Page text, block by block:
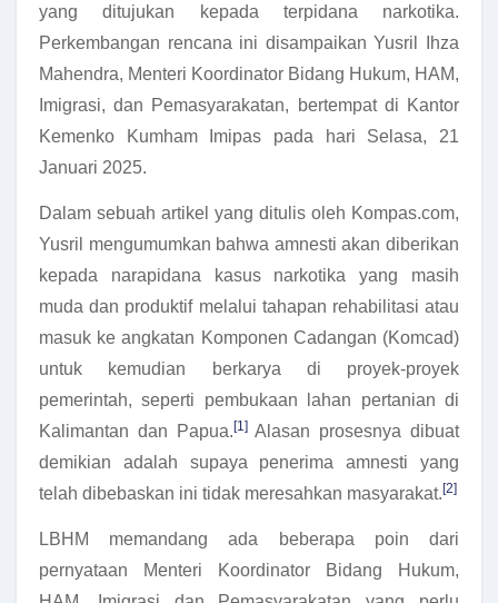
yang ditujukan kepada terpidana narkotika.
Perkembangan rencana ini disampaikan Yusril Ihza
Mahendra, Menteri Koordinator Bidang Hukum, HAM,
Imigrasi, dan Pemasyarakatan, bertempat di Kantor
Kemenko Kumham Imipas pada hari Selasa, 21
Januari 2025.
Dalam sebuah artikel yang ditulis oleh Kompas.com,
Yusril mengumumkan bahwa amnesti akan diberikan
kepada narapidana kasus narkotika yang masih
muda dan produktif melalui tahapan rehabilitasi atau
masuk ke angkatan Komponen Cadangan (Komcad)
untuk kemudian berkarya di proyek-proyek
pemerintah, seperti pembukaan lahan pertanian di
Kalimantan dan Papua. [1]Alasan prosesnya dibuat
demikian adalah supaya penerima amnesti yang
telah dibebaskan ini tidak meresahkan masyarakat. [2]
LBHM memandang ada beberapa poin dari
pernyataan Menteri Koordinator Bidang Hukum,